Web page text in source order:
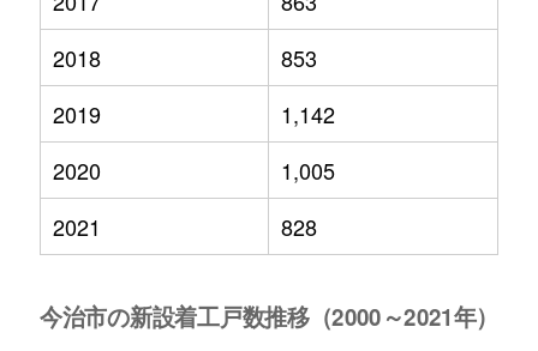
2018
853
2019
1,142
2020
1,005
2021
828